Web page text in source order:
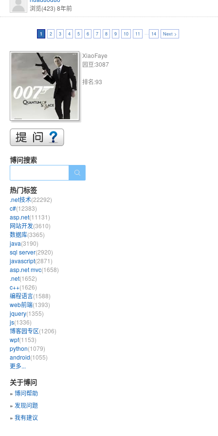
浏览(423) 8年前
1 2 3 4 5 6 7 8 9 10 11 ··· 14 Next >
XiaoFaye
园豆:3087
排名:93
博问搜索
热门标签
.net技术(22292)
c#(12383)
asp.net(11131)
网站开发(3610)
数据库(3365)
java(3190)
sql server(2920)
javascript(2871)
asp.net mvc(1658)
.net(1652)
c++(1626)
编程语言(1588)
web前端(1393)
jquery(1355)
js(1336)
博客园专区(1206)
wpf(1153)
python(1079)
android(1055)
更多...
关于博问
» 博问帮助
» 发现问题
» 我有建议